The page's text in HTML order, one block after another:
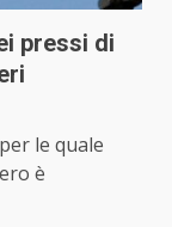
pressi di
le quale
è